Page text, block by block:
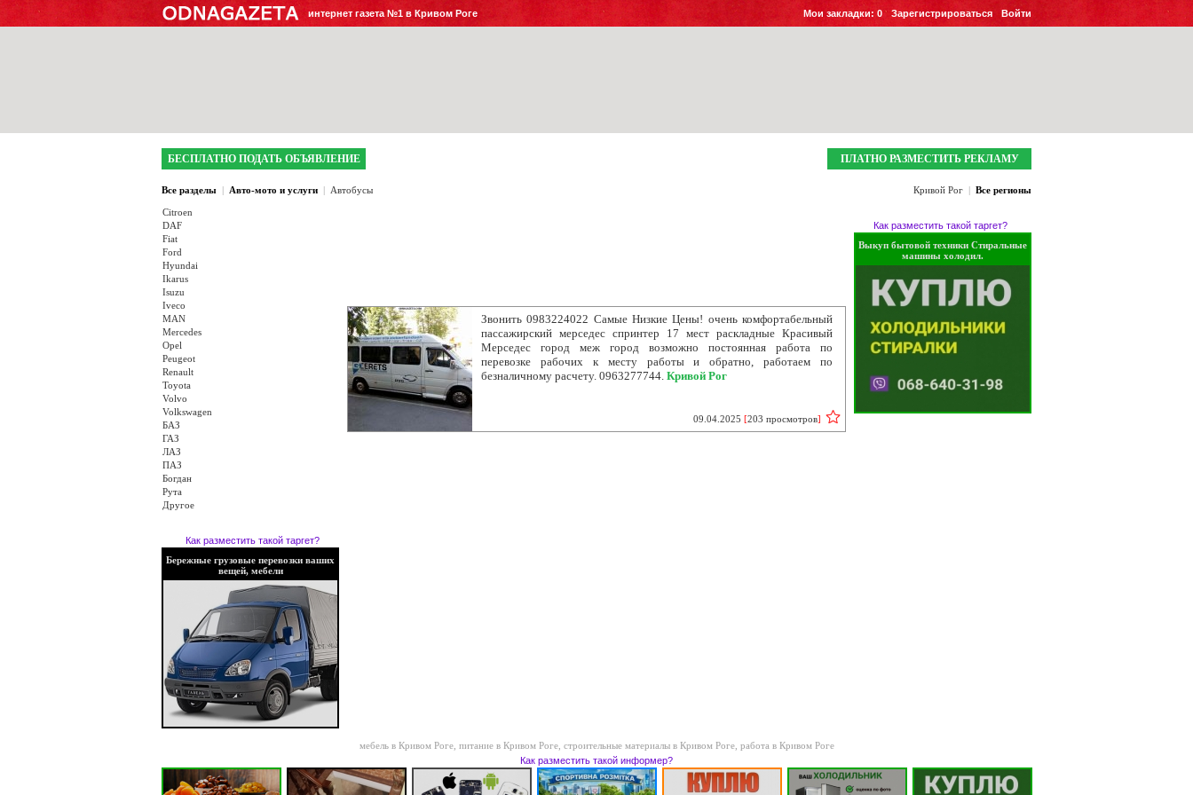
интернет газета №1 в Кривом Роге Войти
Зарегистрироваться
Мои закладки: 0
БЕСПЛАТНО ПОДАТЬ ОБЪЯВЛЕНИЕ ПЛАТНО РАЗМЕСТИТЬ РЕКЛАМУ
Все разделы | Авто-мото и услуги | Автобусы Кривой Рог | Все регионы
Citroen
DAF
Fiat
Ford
Hyundai
Ikarus
Isuzu
Iveco
MAN
Mercedes
Opel
Peugeot
Renault
Toyota
Volvo
Volkswagen
БАЗ
ГАЗ
ЛАЗ
ПАЗ
Богдан
Рута
Другое
Как разместить такой таргет?
Бережные грузовые перевозки ваших
вещей, мебели
Звонить 0983224022 Самые Низкие Цены! очень комфортабельный
пассажирский мерседес спринтер 17 мест раскладные Красивый
Мерседес город меж город возможно постоянная работа по
перевозке рабочих к месту работы и обратно, работаем по
безналичному расчету. 0963277744. Кривой Рог
09.04.2025 [203 просмотров]
Как разместить такой таргет?
Выкуп бытовой техники Стиральные
машины холодил.
мебель в Кривом Роге, питание в Кривом Роге, строительные материалы в Кривом Роге, работа в Кривом Роге
Как разместить такой информер?